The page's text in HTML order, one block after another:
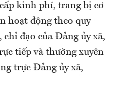
kinh phí, trang bị cơ
hoạt động theo quy
đạo của Đảng ủy xã,
tiếp và thường xuyên
trực Đảng ủy xã,